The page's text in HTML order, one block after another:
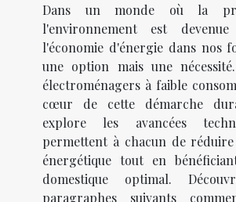
Dans un monde où la
l'environnement est
l'économie d'énergie dans nos
une option mais une
électroménagers à faible
cœur de cette démarche
explore les avancées
permettent à chacun de
énergétique tout en
domestique optimal.
paragraphes suivants